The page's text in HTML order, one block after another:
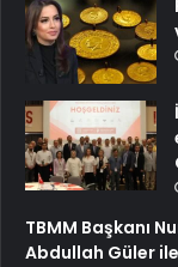
TBMM Başkanı
Abdullah Güler